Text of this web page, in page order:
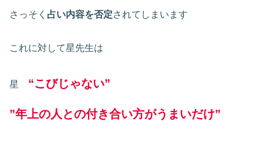
さっそく 占い内容を否定されてしまいます
これに対して星先生は
星 “こびじゃない”
”年上の人との付き合い方がうまいだけ”